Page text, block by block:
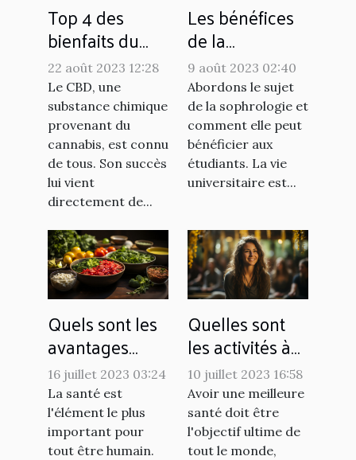
Top 4 des
bienfaits du
CBD
22 août 2023 12:28
Le CBD, une
substance chimique
provenant du
cannabis, est connu
de tous. Son succès
lui vient
directement de...
Les bénéfices
de la
sophrologie
pour les
étudiants
9 août 2023 02:40
Abordons le sujet
de la sophrologie et
comment elle peut
bénéficier aux
étudiants. La vie
universitaire est...
Quels sont les
avantages
d'avoir une
alimentation
saine ?
16 juillet 2023 03:24
La santé est
l'élément le plus
important pour
tout être humain.
Quelles sont
les activités à
pratiquer pour
favoriser le
bien-être au
quotidien ?
10 juillet 2023 16:58
Avoir une meilleure
santé doit être
l'objectif ultime de
tout le monde,